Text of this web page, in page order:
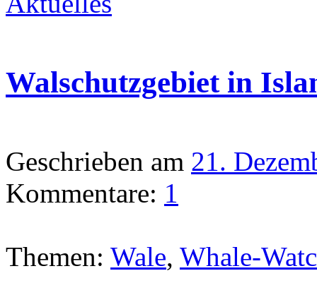
Walschutzgebiet in
Geschrieben am 21.
Kommentare: 1
Themen: Wale, Whale-